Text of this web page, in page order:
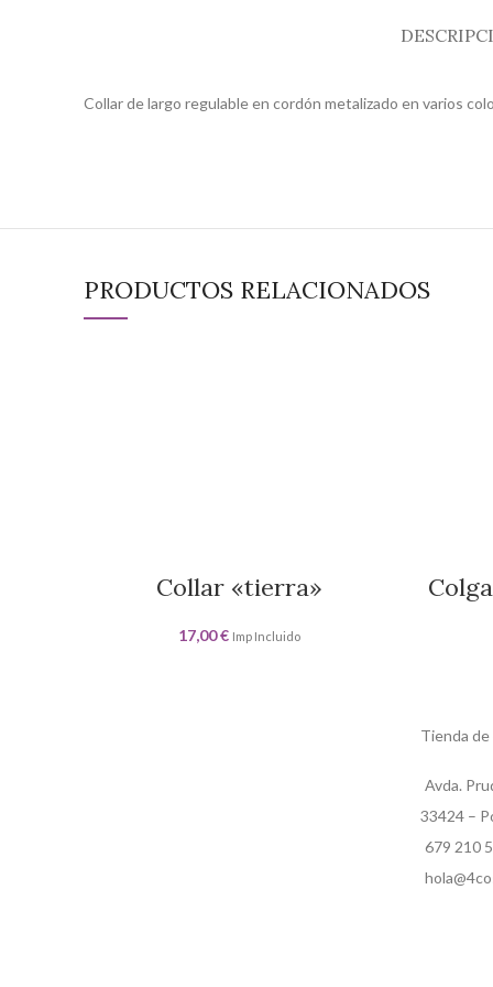
Collar de largo regulable en cordón metalizado en varios
PRODUCTOS RELACIONADOS
Collar «tierra»
17,00€ Imp Incluido
Tienda
Avda.
33424 –
679 210